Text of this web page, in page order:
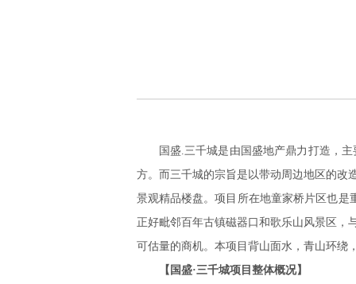
国盛.三千城是由国盛地产鼎力打造，
方。而三千城的宗旨是以带动周边地区的改
景观精品楼盘。项目所在地童家桥片区也是
正好毗邻百年古镇磁器口和歌乐山风景区，
可估量的商机。本项目背山面水，青山环绕
【国盛·三千城项目整体概况】